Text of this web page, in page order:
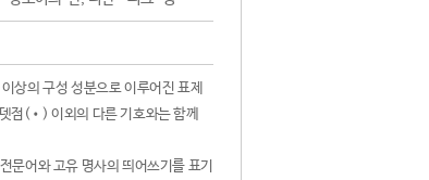
상의 구성 성분으로 이루어진 표제
점(•) 이외의 다른 기호와는 함께
문어와 고유 명사의 띄어쓰기를 표기